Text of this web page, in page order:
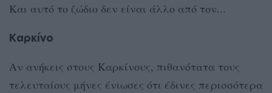
Και αυτό το ζώδιο δεν είναι άλλο από τον...
Καρκίνο
Αν ανήκεις στους Καρκίνους, πιθανότατα τους
τελευταίους μήνες ένιωσες ότι έδινες περισσότερα